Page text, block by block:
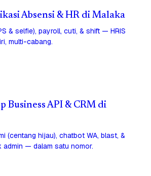
Absensi & HR di Malaka
& selfie), payroll, cuti, & shift — HRIS
multi-cabang.
Business API & CRM di
(centang hijau), chatbot WA, blast, &
admin — dalam satu nomor.